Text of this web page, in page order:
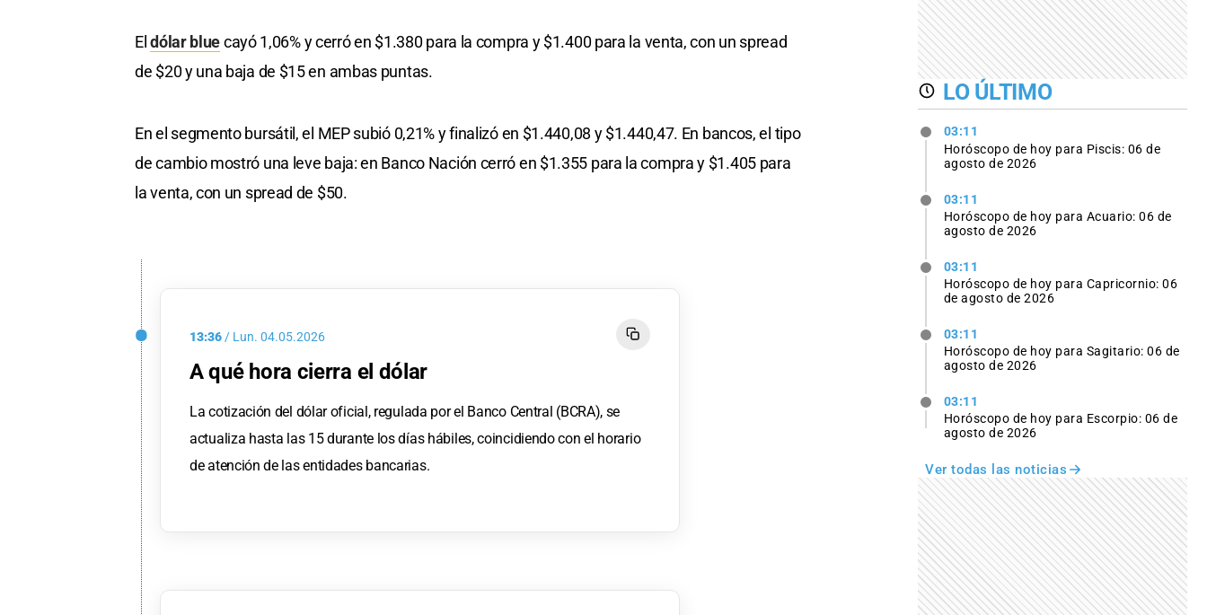
Eldólar bluecayó 1,06% y cerró en $1.380 para la compra y $1.400 para la venta, con un spread
de $20 y una baja de $15 en ambas puntas.
En el segmento bursátil, el MEP subió 0,21% y finalizó en $1.440,08 y $1.440,47. En bancos, el tipo
de cambio mostró una leve baja: en Banco Nación cerró en $1.355 para la compra y $1.405 para
la venta, con un spread de $50.
13:36/ Lun. 04.05.2026
A qué hora cierra el dólar
La cotización del dólar oficial, regulada por el Banco Central (BCRA), se
actualiza hasta las 15 durante los días hábiles, coincidiendo con el horario
de atención de las entidades bancarias.
LO ÚLTIMO
03:11
Horóscopo de hoy para Piscis: 06 de
agosto de 2026
03:11
Horóscopo de hoy para Acuario: 06 de
agosto de 2026
03:11
Horóscopo de hoy para Capricornio: 06
de agosto de 2026
03:11
Horóscopo de hoy para Sagitario: 06 de
agosto de 2026
03:11
Horóscopo de hoy para Escorpio: 06 de
agosto de 2026
Ver todas las noticias